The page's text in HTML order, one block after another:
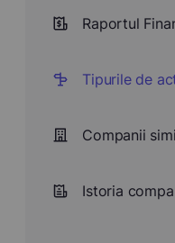
Raportul
Tipurile de
Companii
Istoria